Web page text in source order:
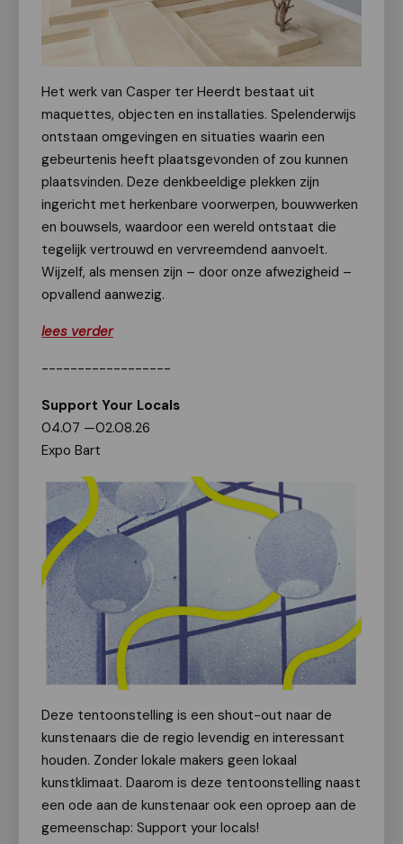
Het werk van Casper ter Heerdt bestaat uit
maquettes, objecten en installaties. Spelenderwijs
ontstaan omgevingen en situaties waarin een
gebeurtenis heeft plaatsgevonden of zou kunnen
plaatsvinden. Deze denkbeeldige plekken zijn
ingericht met herkenbare voorwerpen, bouwwerken
en bouwsels, waardoor een wereld ontstaat die
tegelijk vertrouwd en vervreemdend aanvoelt.
Wijzelf, als mensen zijn – door onze afwezigheid –
opvallend aanwezig.
lees verder
------------------
Support Your Locals
04.07 —02.08.26
Expo Bart
Deze tentoonstelling is een shout-out naar de
kunstenaars die de regio levendig en interessant
houden. Zonder lokale makers geen lokaal
kunstklimaat. Daarom is deze tentoonstelling naast
een ode aan de kunstenaar ook een oproep aan de
gemeenschap: Support your locals!